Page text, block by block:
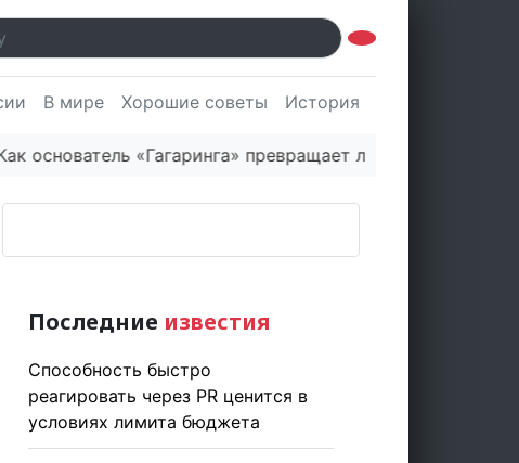
В мире Хорошие советы История
«Гагаринга» превращает логистическую
Последние известия
Способность быстро
реагировать через PR ценится в
условиях лимита бюджета